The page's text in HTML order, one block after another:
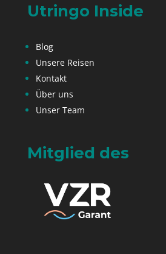
Utringo Inside
Blog
Unsere Reisen
Kontakt
Über uns
Unser Team
Mitglied des